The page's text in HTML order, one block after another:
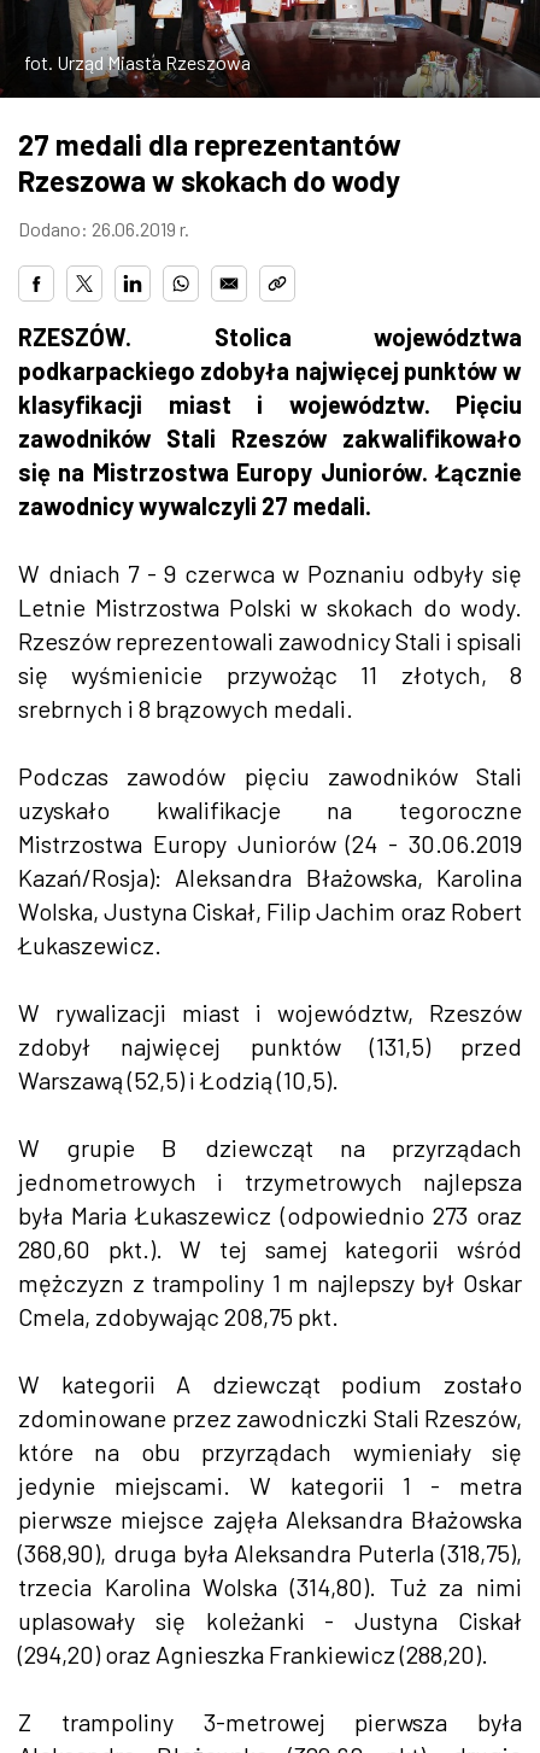
ZDJĘCIA
W RZESZOWIE
fot. Urząd Miasta Rzeszowa
27 medali dla reprezentantów
Rzeszowa w skokach do wody
Dodano: 26.06.2019 r.
RZESZÓW. Stolica województwa
podkarpackiego zdobyła najwięcej punktów w
klasyfikacji miast i województw. Pięciu
zawodników Stali Rzeszów zakwalifikowało
się na Mistrzostwa Europy Juniorów. Łącznie
zawodnicy wywalczyli 27 medali.
W dniach 7 - 9 czerwca w Poznaniu odbyły się
Letnie Mistrzostwa Polski w skokach do wody.
Rzeszów reprezentowali zawodnicy Stali i spisali
się wyśmienicie przywożąc 11 złotych, 8
srebrnych i 8 brązowych medali.
Podczas zawodów pięciu zawodników Stali
uzyskało kwalifikacje na tegoroczne
Mistrzostwa Europy Juniorów (24 - 30.06.2019
Kazań/Rosja): Aleksandra Błażowska, Karolina
Wolska, Justyna Ciskał, Filip Jachim oraz Robert
Łukaszewicz.
W rywalizacji miast i województw, Rzeszów
zdobył najwięcej punktów (131,5) przed
Warszawą (52,5) i Łodzią (10,5).
W grupie B dziewcząt na przyrządach
jednometrowych i trzymetrowych najlepsza
była Maria Łukaszewicz (odpowiednio 273 oraz
280,60 pkt.). W tej samej kategorii wśród
mężczyzn z trampoliny 1 m najlepszy był Oskar
Cmela, zdobywając 208,75 pkt.
W kategorii A dziewcząt podium zostało
zdominowane przez zawodniczki Stali Rzeszów,
które na obu przyrządach wymieniały się
jedynie miejscami. W kategorii 1 - metra
pierwsze miejsce zajęła Aleksandra Błażowska
(368,90), druga była Aleksandra Puterla (318,75),
trzecia Karolina Wolska (314,80). Tuż za nimi
uplasowały się koleżanki - Justyna Ciskał
(294,20) oraz Agnieszka Frankiewicz (288,20).
Z trampoliny 3-metrowej pierwsza była